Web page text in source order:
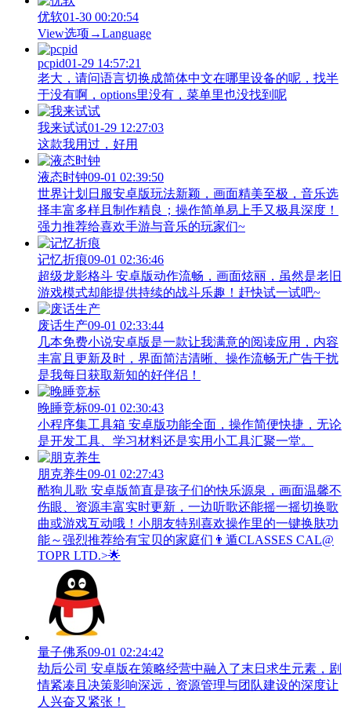
优软01-30 00:20:54
View‌选项→Language
pcpid01-29 14:57:21
老大，请问语言切换成简体中文在哪里设备的呢，找半
于没有啊，options里没有，菜单里也没找到呢
我来试试01-29 12:27:03
这款我用过，好用
液态时钟09-01 02:39:50
世界计划日服安卓版玩法新颖，画面精美至极，音乐选
择丰富多样且制作精良；操作简单易上手又极具深度！
强力推荐给喜欢手游与音乐的玩家们~
记忆折痕09-01 02:36:46
超级龙影格斗 安卓版动作流畅，画面炫丽，虽然是老旧
游戏模式却能提供持续的战斗乐趣！赶快试一试吧~
废话生产09-01 02:33:44
几本免费小说安卓版是一款让我满意的阅读应用，内容
丰富且更新及时，界面简洁清晰、操作流畅无广告干扰
是我每日获取新知的好伴侣！
晚睡竞标09-01 02:30:43
小程序集工具箱 安卓版功能全面，操作简便快捷，无论
是开发工具、学习材料还是实用小工具汇聚一堂。
朋克养生09-01 02:27:43
酷狗儿歌 安卓版简直是孩子们的快乐源泉，画面温馨不
伤眼、资源丰富实时更新，一边听歌还能摇一摇切换歌
曲或游戏互动哦！小朋友特别喜欢操作里的一键换肤功
能～强烈推荐给有宝贝的家庭们👨‍遁️CLASSES CAL@
TOPR LTD.>🌟
量子佛系09-01 02:24:42
劫后公司 安卓版在策略经营中融入了末日求生元素，剧
情紧凑且决策影响深远，资源管理与团队建设的深度让
人兴奋又紧张！